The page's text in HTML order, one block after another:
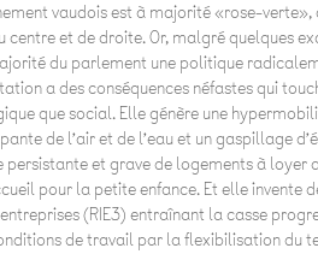
vaudois est à majorité «rose-
centre et de droite. Or, malgré quelques
du parlement une politique
a des conséquences néfastes qui
que social. Elle génère une
de l’air et de l’eau et un gaspillage
persistante et grave de logements à loyer
pour la petite enfance. Et elle invente
(RIE3) entraînant la casse
de travail par la flexibilisation du